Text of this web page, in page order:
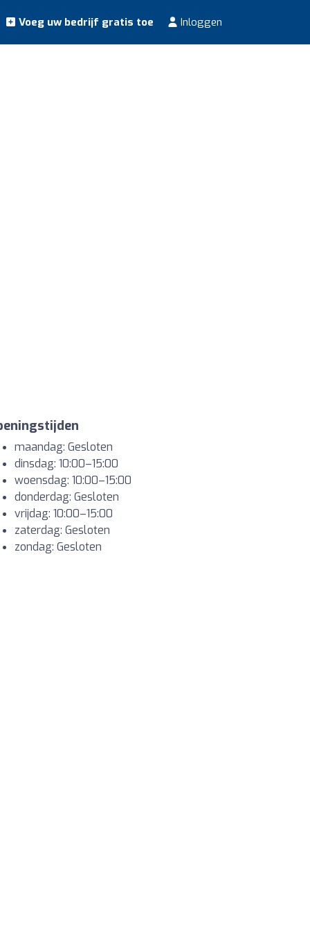
Voeg uw bedrijf gratis toe Inloggen
maandag: Gesloten
dinsdag: 10:00–15:00
woensdag: 10:00–15:00
donderdag: Gesloten
vrijdag: 10:00–15:00
zaterdag: Gesloten
zondag: Gesloten